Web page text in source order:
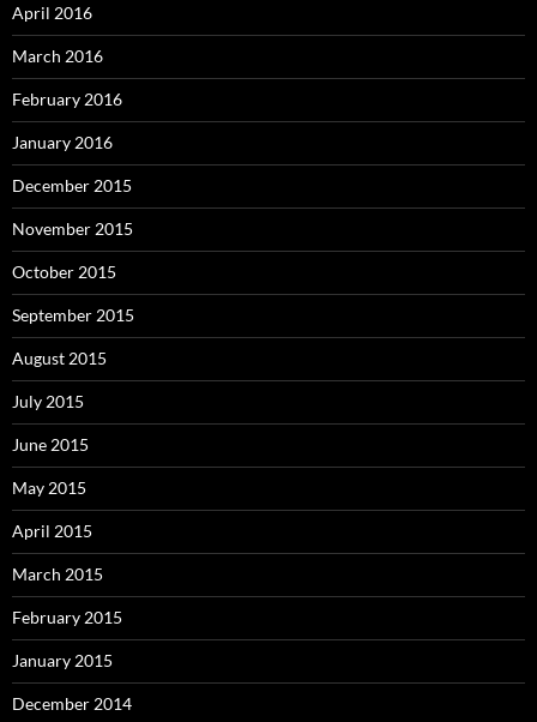
April 2016
March 2016
February 2016
January 2016
December 2015
November 2015
October 2015
September 2015
August 2015
July 2015
June 2015
May 2015
April 2015
March 2015
February 2015
January 2015
December 2014